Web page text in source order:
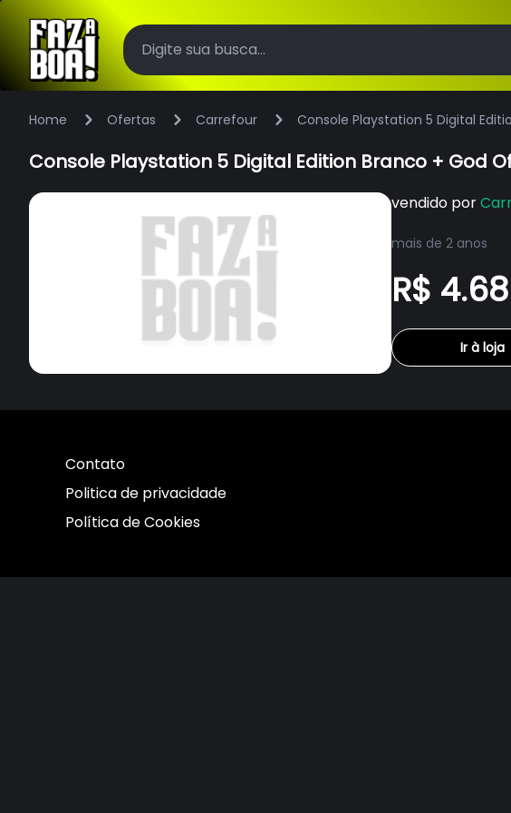
Home Ofertas Carrefour Console Playstation 5 Digital
Console Playstation 5 Digital Edition Branco + God
vendido por
mais de 2 anos
R$
Ir à loja
Contato
Politica de privacidade
Política de Cookies